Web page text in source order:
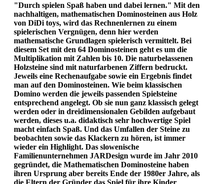
"Durch spielen Spaß haben und dabei lernen." Mit den
nachhaltigen, mathematischen Dominosteinen aus Holz
von DiDi toys, wird das Rechnenlernen zu einem
spielerischen Vergnügen, denn hier werden
mathematische Grundlagen spielerisch vermittelt. Bei
diesem Set mit den 64 Dominosteinen geht es um die
Multiplikation mit Zahlen bis 10. Die naturbelassenen
Holzsteine sind mit naturfarbenen Ziffern bedruckt.
Jeweils eine Rechenaufgabe sowie ein Ergebnis findet
man auf den Dominosteinen. Wie beim klassischen
Domino werden die jeweils passenden Spielsteine
entsprechend angelegt. Ob sie nun ganz klassisch gelegt
werden oder in dreidimensionalen Gebilden aufgebaut
werden, dieses u.a. didaktisch sehr hochwertige Spiel
macht einfach Spaß. Und das Umfallen der Steine zu
beobachten sowie das Klackern zu hören, ist immer
wieder ein Highlight. Das slowenische
Familienunternehmen JARDesign wurde im Jahr 2010
gegründet, die Mathematischen Dominosteine haben
ihren Ursprung aber bereits Ende der 1980er Jahre, als
die Eltern der Gründer das Spiel für ihre Kinder